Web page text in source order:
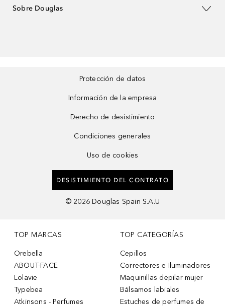
Sobre Douglas
Protección de datos
Información de la empresa
Derecho de desistimiento
Condiciones generales
Uso de cookies
DESISTIMIENTO DEL CONTRATO
© 2026 Douglas Spain S.A.U
TOP MARCAS
Orebella
ABOUT-FACE
Lolavie
Typebea
Atkinsons - Perfumes
TOP CATEGORÍAS
Cepillos
Correctores e Iluminadores
Maquinillas depilar mujer
Bálsamos labiales
Estuches de perfumes de